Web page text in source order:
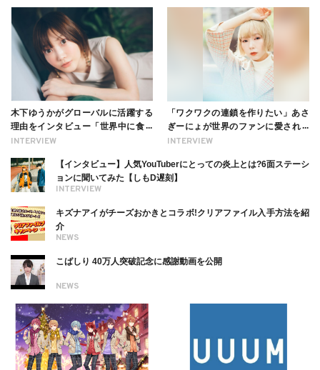
INTERVIEW
木下ゆうかがグローバルに活躍する
理由をインタビュー「世界中に食べ
る幸せを伝えたい」新事務所加入に
INTERVIEW
「ワクワクの連鎖を作りたい」あさ
ぎーにょが世界のファンに愛される
理由【インタビュー】
INTERVIEW
【インタビュー】人気YouTuberにとっての炎上とは?6面ステーシ
ョンに聞いてみた【しもD遅刻】
NEWS
キズナアイがチーズおかきとコラボ!クリアファイル入手方法を紹
介
NEWS
こばしり 40万人突破記念に感謝動画を公開